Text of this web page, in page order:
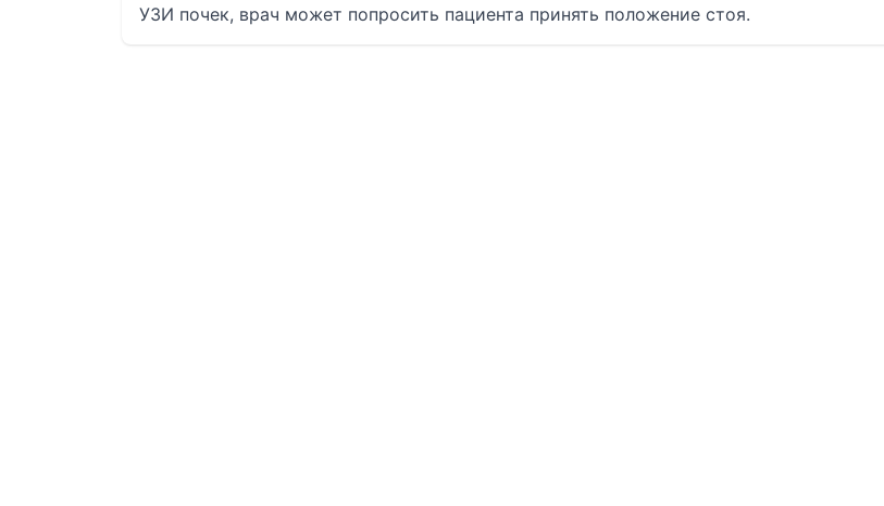
УЗИ почек, врач может попросить пациента принять положение стоя.